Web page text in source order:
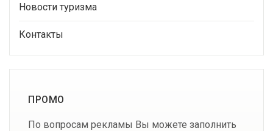
Новости туризма
Контакты
ПРОМО
По вопросам рекламы Вы можете заполнить